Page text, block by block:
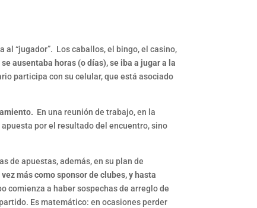
“jugador”. Los caballos, el bingo, el casino,
ausentaba horas (o días), se iba a jugar a la
participa con su celular, que está asociado
En una reunión de trabajo, en la
por el resultado del encuentro, sino
de apuestas, además, en su plan de
más como sponsor de clubes, y hasta
comienza a haber sospechas de arreglo de
Es matemático: en ocasiones perder